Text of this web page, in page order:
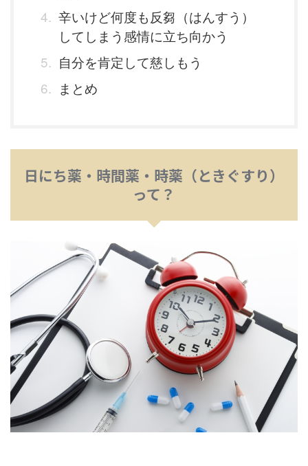
辛いけど何度も反芻（はんすう）
してしまう感情に立ち向かう
自分を肯定して慈しもう
まとめ
日にち薬・時間薬・時薬（ときぐすり）
って？